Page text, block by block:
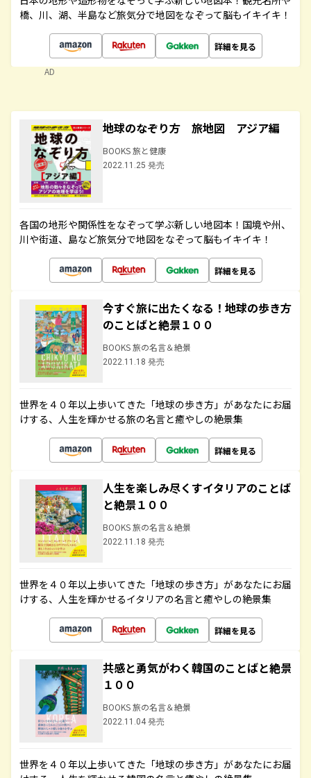
橋、川、湖、半島など旅気分で地図をなぞって脳もイキイキ！
詳細を見る
AD
地球のなぞり方 旅地図 アジア編
BOOKS 旅と健康
2022.11.25 発売
各国の地形や関係性をなぞって学ぶ新しい地図本！国境や州、
川や街道、島など旅気分で地図をなぞって脳もイキイキ！
詳細を見る
今すぐ旅に出たくなる！地球の歩き方
のことばと絶景１００
BOOKS 旅の名言＆絶景
2022.11.18 発売
世界を４０年以上歩いてきた「地球の歩き方」があなたにお届
けする、人生を輝かせる旅の名言と癒やしの絶景集
詳細を見る
人生を楽しみ尽くすイタリアのことば
と絶景１００
BOOKS 旅の名言＆絶景
2022.11.18 発売
世界を４０年以上歩いてきた「地球の歩き方」があなたにお届
けする、人生を輝かせるイタリアの名言と癒やしの絶景集
詳細を見る
共感と勇気がわく韓国のことばと絶景
１００
BOOKS 旅の名言＆絶景
2022.11.04 発売
世界を４０年以上歩いてきた「地球の歩き方」があなたにお届